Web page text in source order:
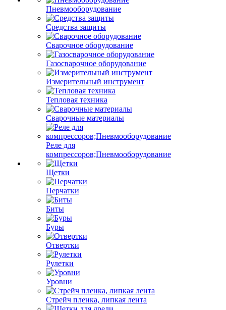
Пневмооборудование
Средства защиты
Сварочное оборудование
Газосварочное оборудование
Измерительный инструмент
Тепловая техника
Сварочные материалы
Реле для
компрессоров;Пневмооборудование
Щетки
Перчатки
Биты
Буры
Отвертки
Рулетки
Уровни
Стрейч пленка, липкая лента